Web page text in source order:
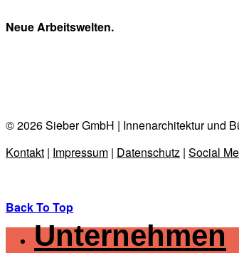
Neue Arbeitswelten.
© 2026 Sieber GmbH | Innenarchitektur und
Kontakt | Impressum | Datenschutz | Social
Back To Top
Unternehmen